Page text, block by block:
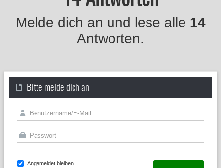
Melde dich an und lese alle 14
Antworten.
Bitte melde dich an
Angemeldet bleiben